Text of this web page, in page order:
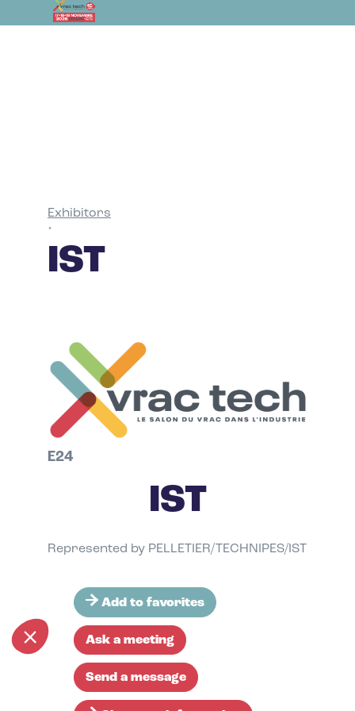
Exhibitors
•
IST
E24
IST
Represented by PELLETIER/TECHNIPES/IST
Add to favorites
Ask a meeting
Send a message